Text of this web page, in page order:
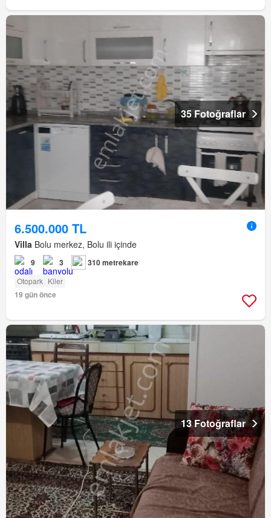
35 Fotoğraflar
6.500.000 TL
Villa Bolu merkez, Bolu ili içinde
9 3 310 metrekare
Otopark Kiler
19 gün önce
13 Fotoğraflar